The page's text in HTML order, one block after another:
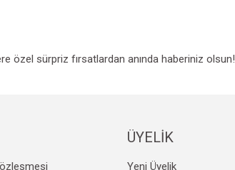
özel sürpriz fırsatlardan anında haberiniz olsun!
ÜYELİK
Yeni Üyelik